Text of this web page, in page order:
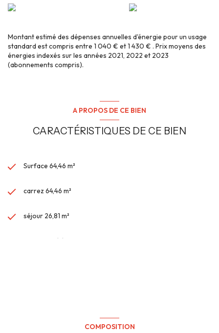
Montant estimé des dépenses annuelles d'énergie pour un usage
standard est compris entre 1 040 € et 1 430 € . Prix moyens des
énergies indexés sur les années 2021, 2022 et 2023
(abonnements compris).
A PROPOS DE CE BIEN
CARACTÉRISTIQUES DE CE BIEN
Surface 64,46 m²
carrez 64,46 m²
séjour 26,81 m²
2 chambre(s)
COMPOSITION